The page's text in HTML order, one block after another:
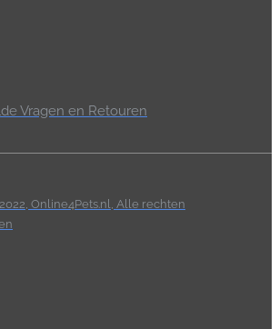
Vragen en Retouren
Online4Pets.nl, Alle rechten